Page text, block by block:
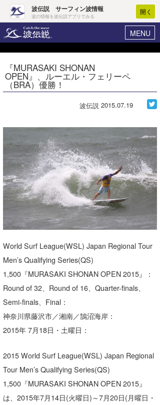
波伝説 サーフィン波情報
波の情報を波伝説アプリでみる
開く
MENU
ヘルプ マイホーム
ログイン
WAVE HUNTER 波予想ツール
気象情報
ニュース
サーフィンエリアガイド
会員メニュー
『MURASAKI SHONAN
OPEN』、ルーエル・フェリーペ
（BRA）優勝！
波伝説 2015.07.19
World Surf League(WSL) Japan Regional Tour
Men’s Qualifying Series(QS)
1,500『MURASAKI SHONAN OPEN 2015』：
Round of 32、Round of 16、Quarter-finals、
Semi-finals、Final：
神奈川県藤沢市／湘南／鵠沼海岸：
2015年 7月18日・土曜日：
2015 World Surf League(WSL) Japan Regional
Tour Men’s Qualifying Series(QS)
1,500『MURASAKI SHONAN OPEN 2015』
は、2015年7月14日(火曜日)～7月20日(月曜日・
Core Surf Japan
コンテスト
ファッション/グッズ
アート＆エンタメ
コラム
トラベル
ショップ情報
ショップ情報
湘南
伊豆
千葉南
大阪
四国
沖縄
ウラナミ
お知らせ
ルール＆How to
VOTE!
サーファーズ